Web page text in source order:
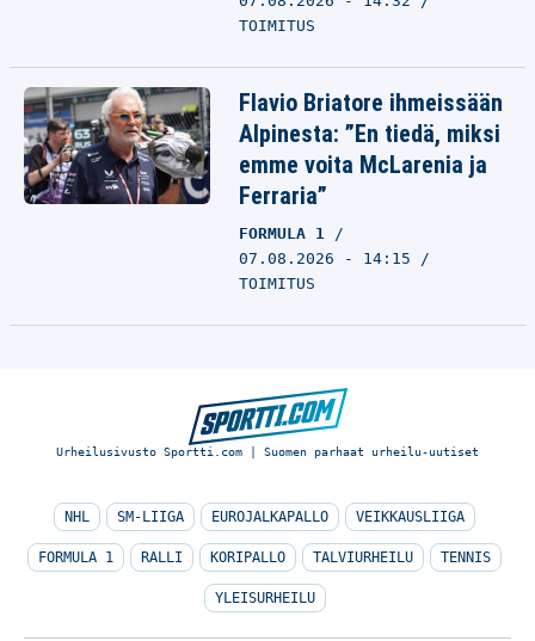
TOIMITUS
Flavio Briatore ihmeissään
Alpinesta: ”En tiedä, miksi
emme voita McLarenia ja
Ferraria”
FORMULA 1
07.08.2026 - 14:15
TOIMITUS
Urheilusivusto Sportti.com | Suomen parhaat urheilu-uutiset
NHL SM-LIIGA EUROJALKAPALLO VEIKKAUSLIIGA
FORMULA 1 RALLI KORIPALLO TALVIURHEILU TENNIS
YLEISURHEILU